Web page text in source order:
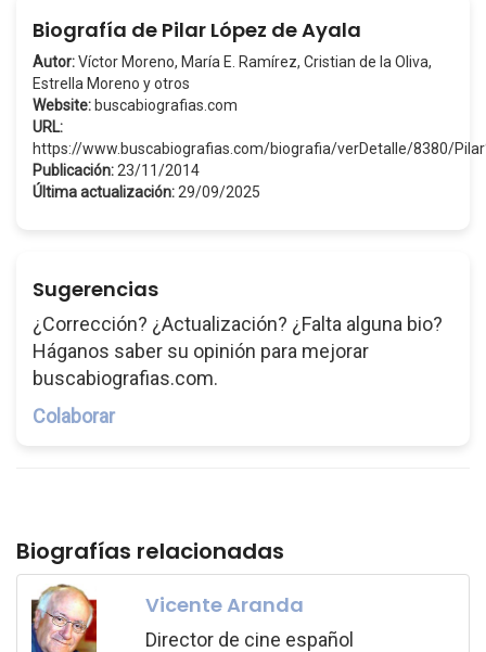
Biografía de Pilar López de Ayala
Autor:Víctor Moreno, María E. Ramírez, Cristian de la Oliva,
Estrella Moreno y otros
Website: buscabiografias.com
URL:
https://www.buscabiografias.com/biografia/verDetalle/8380/
Publicación: 23/11/2014
Última actualización: 29/09/2025
Sugerencias
¿Corrección? ¿Actualización? ¿Falta alguna bio?
Háganos saber su opinión para mejorar
buscabiografias.com.
Colaborar
Biografías relacionadas
Vicente Aranda
Director de cine español